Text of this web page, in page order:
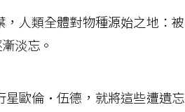
人類全體對物種源始之地：被
淡忘。
星歐倫•伍德，就將這些遭遺忘